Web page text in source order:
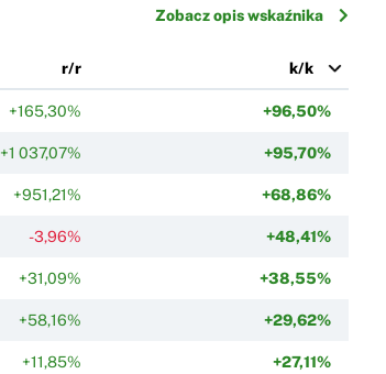
Zobacz opis wskaźnika
r/r k/k
+165,30% +96,50%
+1 037,07% +95,70%
+951,21% +68,86%
-3,96% +48,41%
+31,09% +38,55%
+58,16% +29,62%
+11,85% +27,11%